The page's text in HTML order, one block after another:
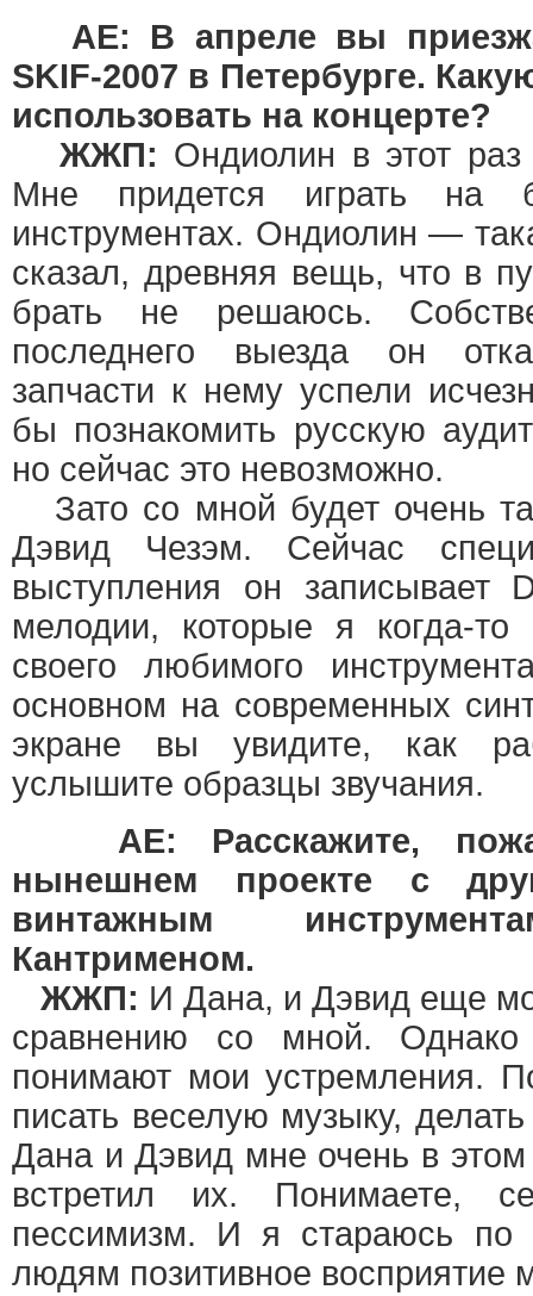
AE: В апреле вы
SKIF-2007 в Петербурге.
использовать на концерте?
ЖЖП: Ондиолин в этот
Мне придется играть на
инструментах. Ондиолин —
сказал, древняя вещь, что в
брать не решаюсь.
последнего выезда он
запчасти к нему успели
бы познакомить русскую
но сейчас это невозможно.
Зато со мной будет очень
Дэвид Чезэм. Сейчас
выступления он записывает
мелодии, которые я когда-
своего любимого
основном на современных
экране вы увидите, как
услышите образцы звучания.
AE: Расскажите,
нынешнем проекте с
винтажным
Кантрименом.
ЖЖП: И Дана, и Дэвид еще
сравнению со мной.
понимают мои устремления.
писать веселую музыку,
Дана и Дэвид мне очень в
встретил их. Понимаете,
пессимизм. И я стараюсь по
людям позитивное восприятие